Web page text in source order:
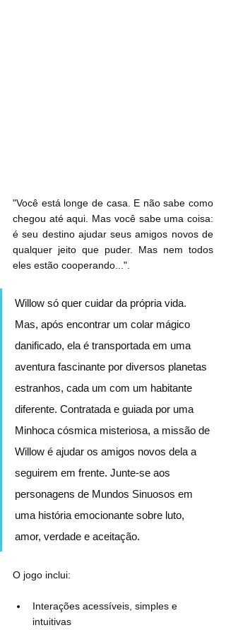
"Você está longe de casa. E não sabe como
chegou até aqui. Mas você sabe uma coisa:
é seu destino ajudar seus amigos novos de
qualquer jeito que puder. Mas nem todos
eles estão cooperando...".
Willow só quer cuidar da própria vida.
Mas, após encontrar um colar mágico
danificado, ela é transportada em uma
aventura fascinante por diversos planetas
estranhos, cada um com um habitante
diferente. Contratada e guiada por uma
Minhoca cósmica misteriosa, a missão de
Willow é ajudar os amigos novos dela a
seguirem em frente. Junte-se aos
personagens de Mundos Sinuosos em
uma história emocionante sobre luto,
amor, verdade e aceitação.
O jogo inclui:
Interações acessíveis, simples e
intuitivas